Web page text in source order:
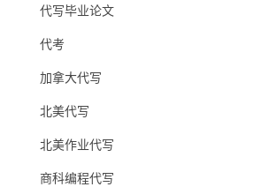
代写毕业论文
代考
加拿大代写
北美代写
北美作业代写
商科编程代写